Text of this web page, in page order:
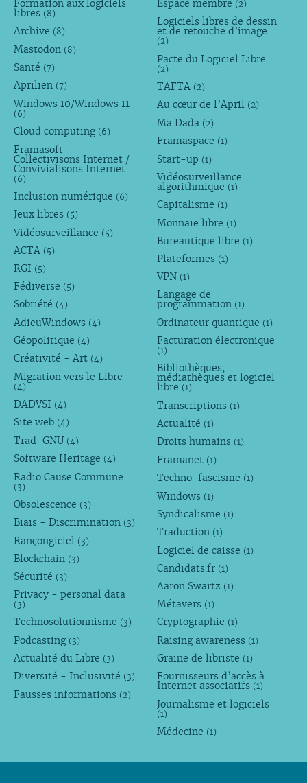
Formation aux logiciels
libres (8)
Archive (8)
Mastodon (8)
Santé (7)
Aprilien (7)
Windows 10/Windows 11
(6)
Cloud computing (6)
Framasoft -
Collectivisons Internet /
Convivialisons Internet
(6)
Inclusion numérique (6)
Jeux libres (5)
Vidéosurveillance (5)
ACTA (5)
RGI (5)
Fédiverse (5)
Sobriété (4)
AdieuWindows (4)
Géopolitique (4)
Créativité - Art (4)
Migration vers le Libre
(4)
DADVSI (4)
Site web (4)
Trad-GNU (4)
Software Heritage (4)
Radio Cause Commune
(3)
Obsolescence (3)
Biais - Discrimination (3)
Rançongiciel (3)
Blockchain (3)
Sécurité (3)
Privacy - personal data
(3)
Technosolutionnisme (3)
Podcasting (3)
Actualité du Libre (3)
Diversité - Inclusivité (3)
Fausses informations (2)
Espace membre (2)
Logiciels libres de dessin
et de retouche d’image
(2)
Pacte du Logiciel Libre
(2)
TAFTA (2)
Au cœur de l’April (2)
Ma Dada (2)
Framaspace (1)
Start-up (1)
Vidéosurveillance
algorithmique (1)
Capitalisme (1)
Monnaie libre (1)
Bureautique libre (1)
Plateformes (1)
VPN (1)
Langage de
programmation (1)
Ordinateur quantique (1)
Facturation électronique
(1)
Bibliothèques,
médiathèques et logiciel
libre (1)
Transcriptions (1)
Actualité (1)
Droits humains (1)
Framanet (1)
Techno-fascisme (1)
Windows (1)
Syndicalisme (1)
Traduction (1)
Logiciel de caisse (1)
Candidats.fr (1)
Aaron Swartz (1)
Métavers (1)
Cryptographie (1)
Raising awareness (1)
Graine de libriste (1)
Fournisseurs d’accès à
Internet associatifs (1)
Journalisme et logiciels
(1)
Médecine (1)